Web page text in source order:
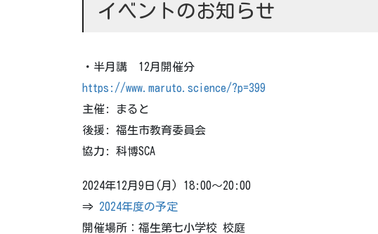
イベントのお知らせ
・半月講 12月開催分
https://www.maruto.science/?p=399
主催: まると
後援: 福生市教育委員会
協力: 科博SCA
2024年12月9日(月) 18:00～20:00
⇒ 2024年度の予定
開催場所：福生第七小学校 校庭